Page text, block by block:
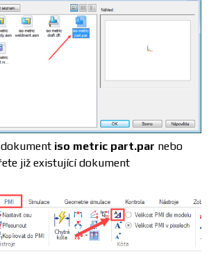
iso metric part.par nebo
již existující dokument